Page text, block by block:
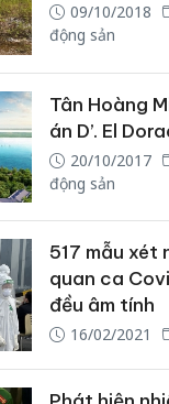
09/10/2018
động sản
Tân Hoàng
án D’. El
20/10/2017
động sản
517 mẫu xét
quan ca
đều âm tính
16/02/2021